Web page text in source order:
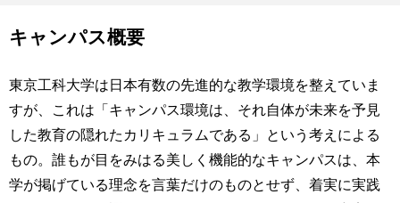
キャンパス概要
東京工科大学は日本有数の先進的な教学環境を整えていま
すが、これは「キャンパス環境は、それ自体が未来を予見
した教育の隠れたカリキュラムである」という考えによる
もの。誰もが目をみはる美しく機能的なキャンパスは、本
学が掲げている理念を言葉だけのものとせず、着実に実践